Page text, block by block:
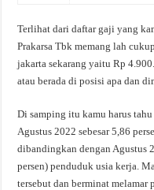
Terlihat dari daftar gaji yang
Prakarsa Tbk memang lah
jakarta sekarang yaitu Rp
atau berada di posisi apa dan
Di samping itu kamu harus
Agustus 2022 sebesar 5,86
dibandingkan dengan Agustus
persen) penduduk usia kerja.
tersebut dan berminat